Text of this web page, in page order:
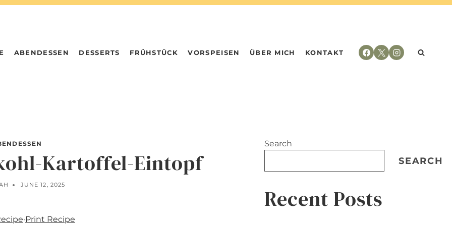
ABENDESSEN DESSERTS FRÜHSTÜCK VORSPEISEN ÜBER MICH KONTAKT
Kartoffel-Eintopf
JUNE 12, 2025
·Print Recipe
Search
SEARCH
Recent Posts